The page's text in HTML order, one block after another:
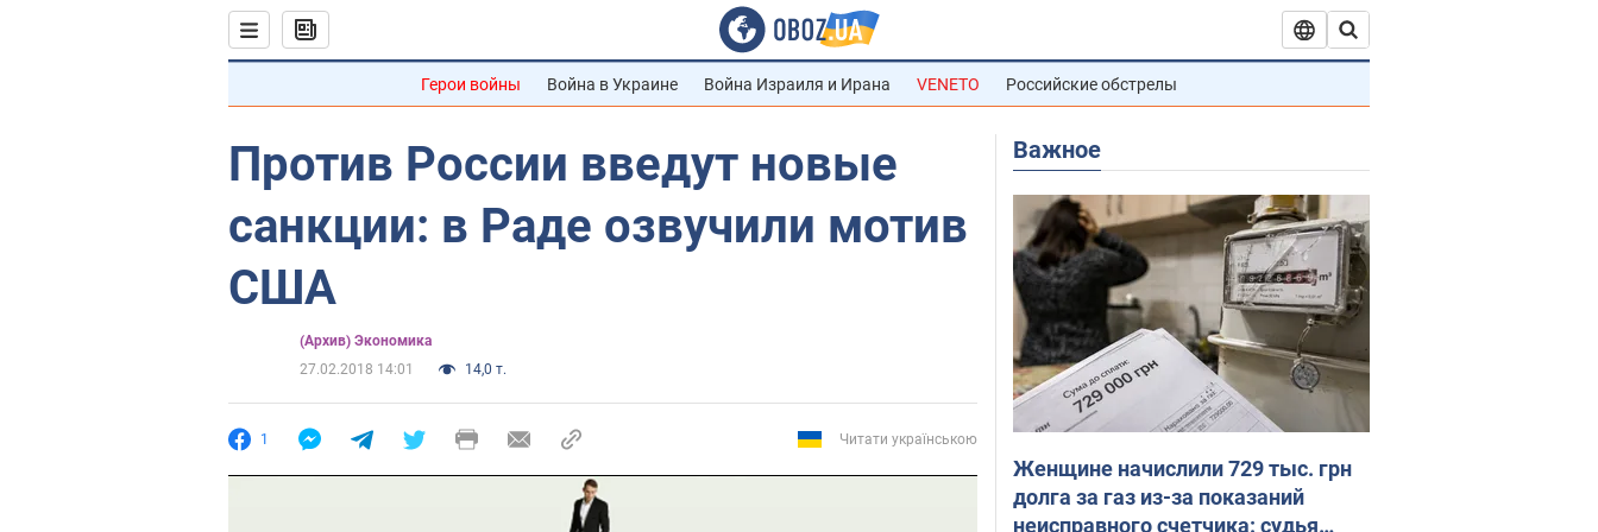
Герои войны Война в Украине Война Израиля и Ирана VENETO Российские обстрелы
Против России введут новые
санкции: в Раде озвучили мотив
США
(Архив) Экономика
27.02.2018 14:01
14,0 т.
1 Читати українською
Важное
Женщине начислили 729 тыс. грн
долга за газ из-за показаний
неисправного счетчика: судья